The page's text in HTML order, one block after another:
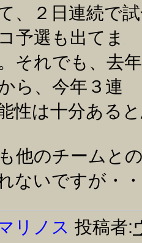
、２日連続で
予選も出てま
それでも、去
ら、今年３連
性は十分ある
他のチームと
ないですが・
リノス 投稿者: